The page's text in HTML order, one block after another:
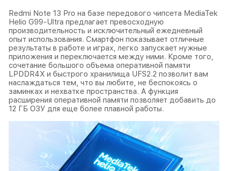
Redmi Note 13 Pro на базе передового чипсета MediaTek
Helio G99-Ultra предлагает превосходную
производительность и исключительный ежедневный
опыт использования. Смартфон показывает отличные
результаты в работе и играх, легко запускает нужные
приложения и переключается между ними. Кроме того,
сочетание большого объема оперативной памяти
LPDDR4X и быстрого хранилища UFS2.2 позволит вам
наслаждаться тем, что вы любите, не беспокоясь о
заминках и нехватке пространства. А функция
расширения оперативной памяти позволяет добавить до
12 ГБ ОЗУ для еще более плавной работы.